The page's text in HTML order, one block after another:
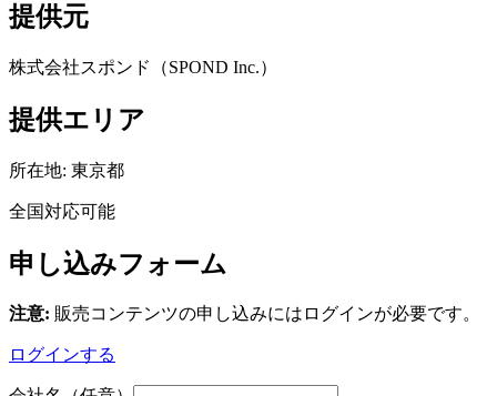
提供元
株式会社スポンド（SPOND Inc.）
提供エリア
所在地: 東京都
全国対応可能
申し込みフォーム
注意: 販売コンテンツの申し込みにはログインが必要です。
ログインする